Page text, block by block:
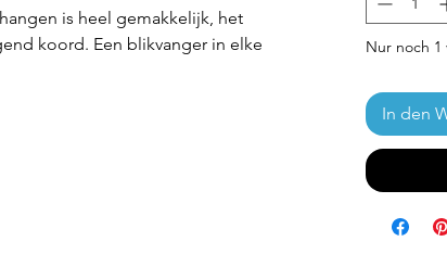
is heel gemakkelijk, het
koord. Een blikvanger in elke
Nur noch 1
In den